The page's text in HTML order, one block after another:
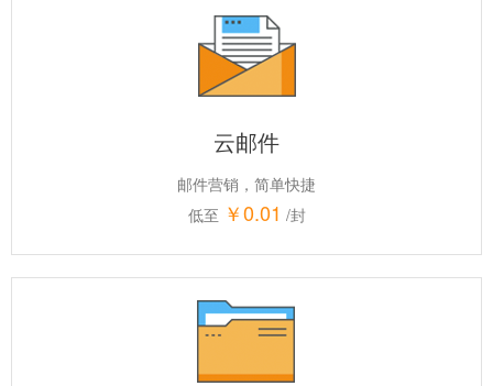
云邮件
邮件营销，简单快捷
低至 ￥0.01 /封